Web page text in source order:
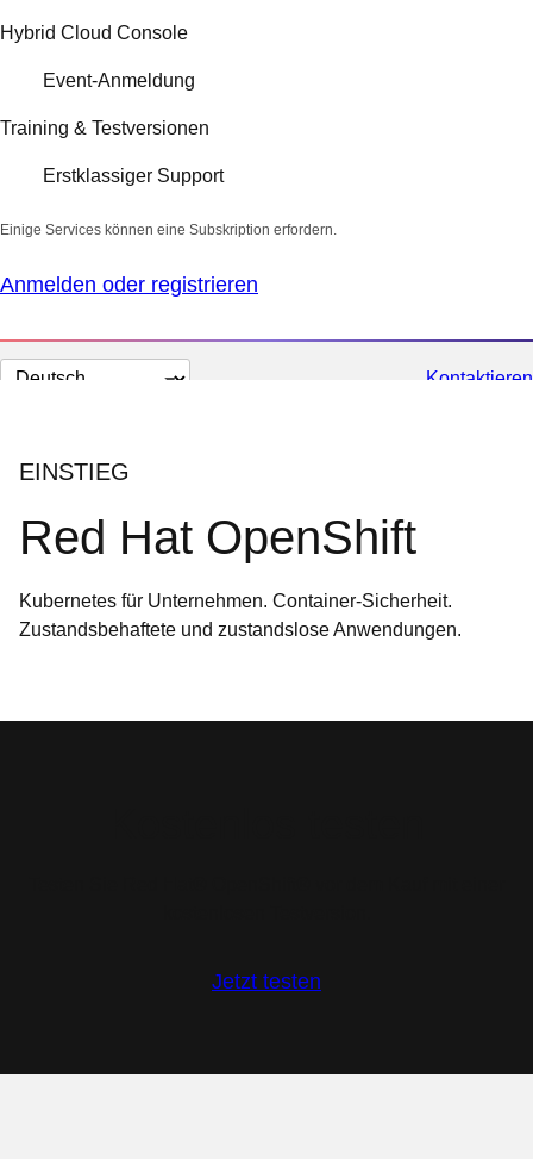
Hybrid Cloud Console
Event-Anmeldung
Training & Testversionen
Erstklassiger Support
Einige Services können eine Subskription erfordern.
Anmelden oder registrieren
Sprache
Kontaktieren
EINSTIEG
Red Hat OpenShift
Kubernetes für Unternehmen. Container-Sicherheit.
Zustandsbehaftete und zustandslose Anwendungen.
Jetzt testen